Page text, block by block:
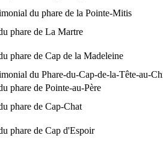
du phare de la Pointe-Mitis
phare de La Martre
phare de Cap de la Madeleine
du Phare-du-Cap-de-la-Tête-au-
phare de Pointe-au-Père
phare de Cap-Chat
phare de Cap d'Espoir